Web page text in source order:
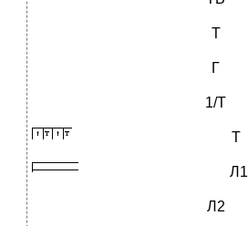
Т
Г
1/Т
Т
Л1
Л2